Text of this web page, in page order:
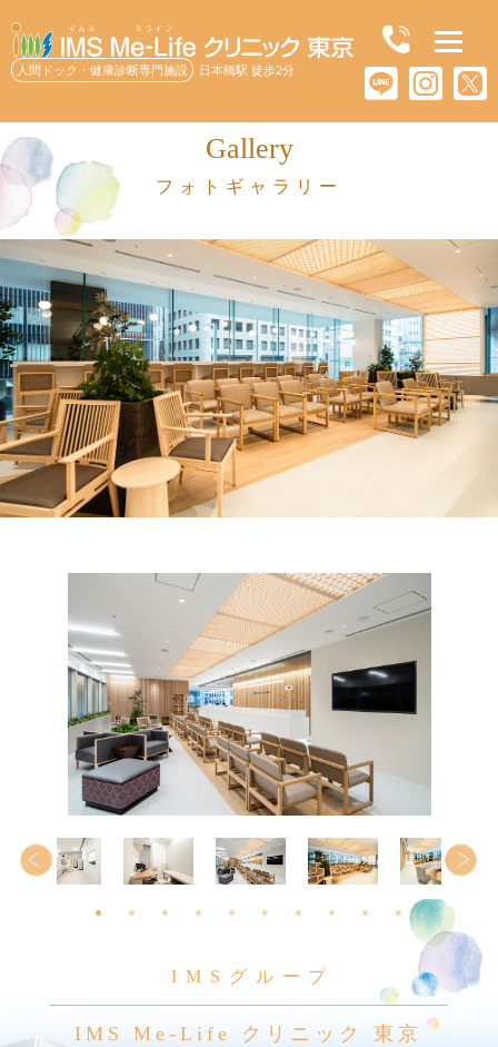
人間ドック・健康診断専門施設 日本橋駅 徒歩2分
Gallery
フォトギャラリー
IMSグループ
IMS Me-Life クリニック 東京